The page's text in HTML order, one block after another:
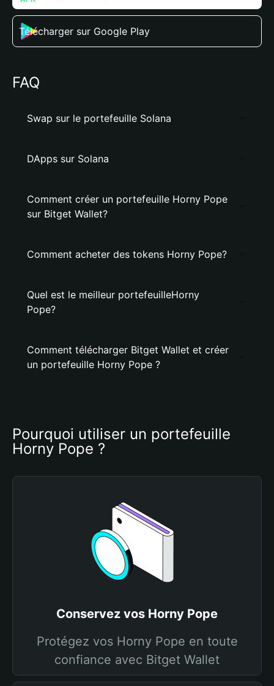
Télécharger sur Google Play
FAQ
Swap sur le portefeuille Solana
DApps sur Solana
Comment créer un portefeuille Horny Pope
sur Bitget Wallet?
Comment acheter des tokens Horny Pope?
Quel est le meilleur portefeuilleHorny
Pope?
Comment télécharger Bitget Wallet et créer
un portefeuille Horny Pope ?
Pourquoi utiliser un portefeuille
Horny Pope ?
Conservez vos Horny Pope
Protégez vos Horny Pope en toute
confiance avec Bitget Wallet